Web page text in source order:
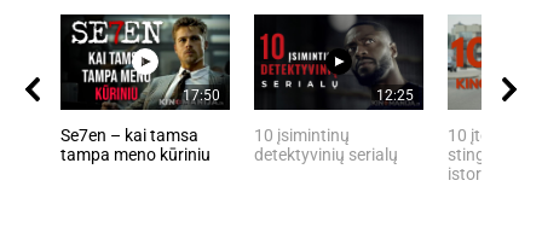
17:50
Se7en – kai tamsa
tampa meno kūriniu
12:25
10 įsimintinų
detektyvinių serialų
10 įtemptų,
stingdančių
istorijų